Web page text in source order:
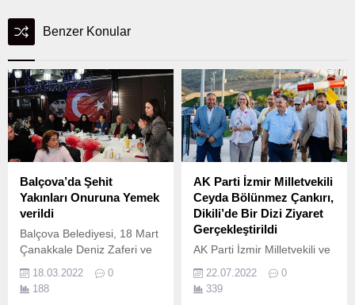
Benzer Konular
Balçova’da Şehit
Yakınları Onuruna Yemek
verildi
Balçova Belediyesi, 18 Mart
Çanakkale Deniz Zaferi ve
nedeniyle ilçedeki şehit
yakınları onuruna bir yemek
18.03.2022
0
188
AK Parti İzmir Milletvekili
Ceyda Bölünmez Çankırı,
Dikili’de Bir Dizi Ziyaret
Gerçekleştirildi
AK Parti İzmir Milletvekili ve
Yardımcısı Ceyda Bölünmez
Çankırı, bir dizi ziyaret
22.07.2022
0
339